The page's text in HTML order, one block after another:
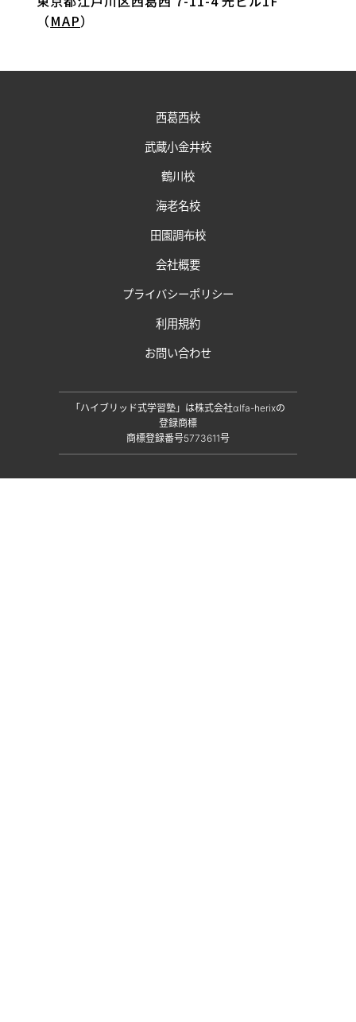
（MAP）
西葛西校
武蔵小金井校
鶴川校
海老名校
田園調布校
会社概要
プライバシーポリシー
利用規約
お問い合わせ
「ハイブリッド式学習塾」は株式会社αlfa-herixの
登録商標
商標登録番号5773611号